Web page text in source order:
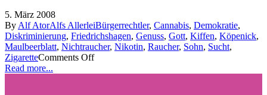
5. März 2008
By Alf AtorAlfs AllerleiBürgerrechtler, Cannabis, Demokratie,
Diskriminierung, Friedrichshagen, Genuss, Gott, Kiffen, Köpenick,
Maulbeerblatt, Nichtraucher, Nikotin, Raucher, Sohn, Sucht,
ZigaretteComments Off
Read more...